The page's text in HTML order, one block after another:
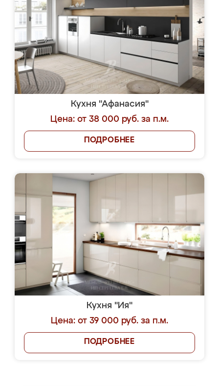
Кухня "Афанасия"
Цена: от 38 000 руб. за п.м.
ПОДРОБНЕЕ
Кухня "Ия"
Цена: от 39 000 руб. за п.м.
ПОДРОБНЕЕ